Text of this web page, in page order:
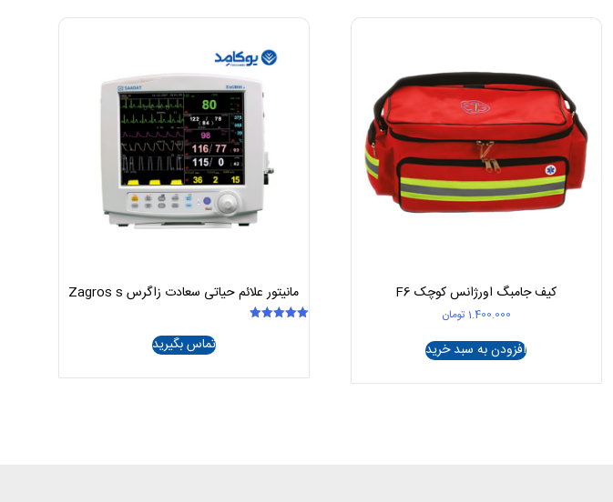
کیف جامبگ اورژانس کوچک F6
1.400.000 تومان
افزودن به سبد خرید
مانیتور علائم حیاتی سعادت زاگرس Zagros s
تماس بگیرید